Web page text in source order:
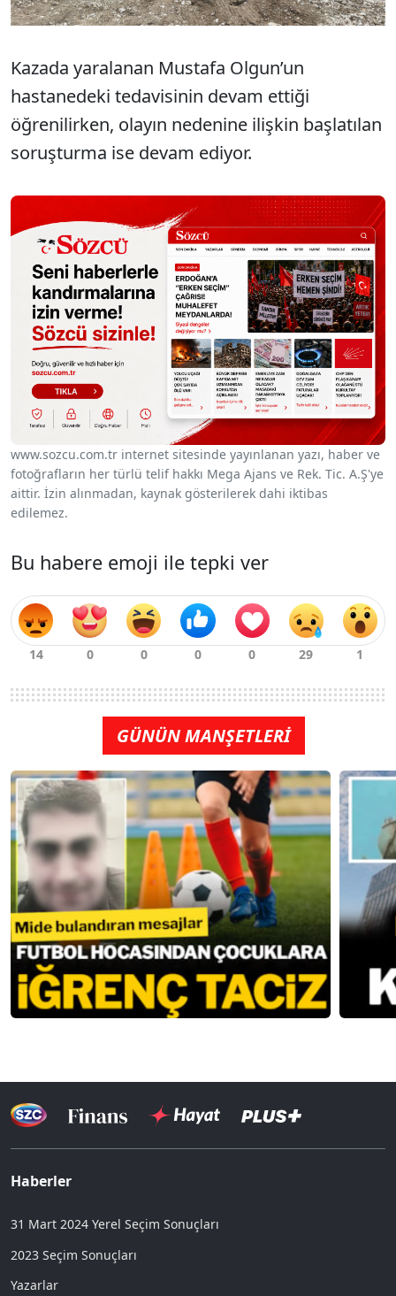
Kazada yaralanan Mustafa Olgun’un
hastanedeki tedavisinin devam ettiği
öğrenilirken, olayın nedenine ilişkin başlatılan
soruşturma ise devam ediyor.
www.sozcu.com.tr internet sitesinde yayınlanan yazı, haber ve
fotoğrafların her türlü telif hakkı Mega Ajans ve Rek. Tic. A.Ş'ye
aittir. İzin alınmadan, kaynak gösterilerek dahi iktibas
edilemez.
Bu habere emoji ile tepki ver
GÜNÜN MANŞETLERİ
Haberler
31 Mart 2024 Yerel Seçim Sonuçları
2023 Seçim Sonuçları
Yazarlar